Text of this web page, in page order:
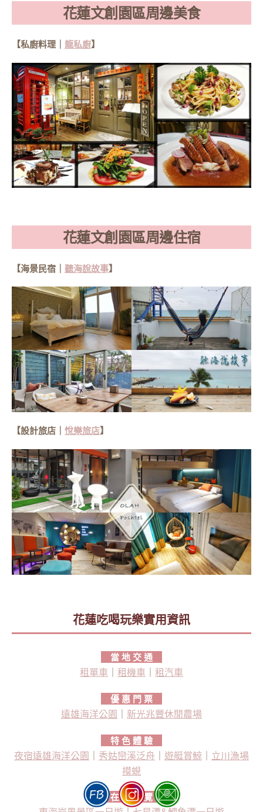
花蓮文創園區周邊美食
【私廚料理｜ 龍私廚】
花蓮文創園區周邊住宿
【海景民宿｜ 聽海說故事】
【設計旅店｜ 悅樂旅店】
花蓮吃喝玩樂實用資訊
當 地 交 通
租單車 租機車 租汽車
優 惠 門 票
遠雄海洋公園 新光兆豐休閒農場
特 色 體 驗
夜宿遠雄海洋公園 ｜ 秀姑巒溪泛舟 ｜ 遊艇賞鯨 ｜ 立川漁場
摸蜆
在 地 導 覽